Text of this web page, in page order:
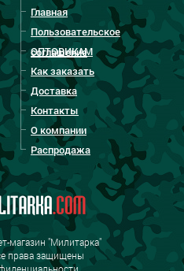
Главная
Пользовательское
соглашение
ОПТОВИКАМ
Как заказать
Доставка
Контакты
О компании
Распродажа
магазин "Милитарка"
права защищены